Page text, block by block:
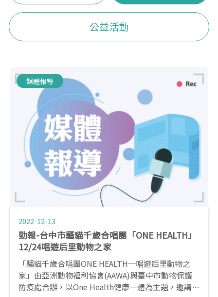
公益活動
媒體報導
2022-12-13
勁報-台中市騷貓千歲合唱團「ONE HEALTH」
12/24唱遊后里動物之家
「騷貓千歲合唱團ONE HEALTH─唱遊后里動物之
家」由亞洲動物福利協會(AAWA)與臺中市動物保護
防疫處合辦，以One Health健康一體為主題，邀請騷